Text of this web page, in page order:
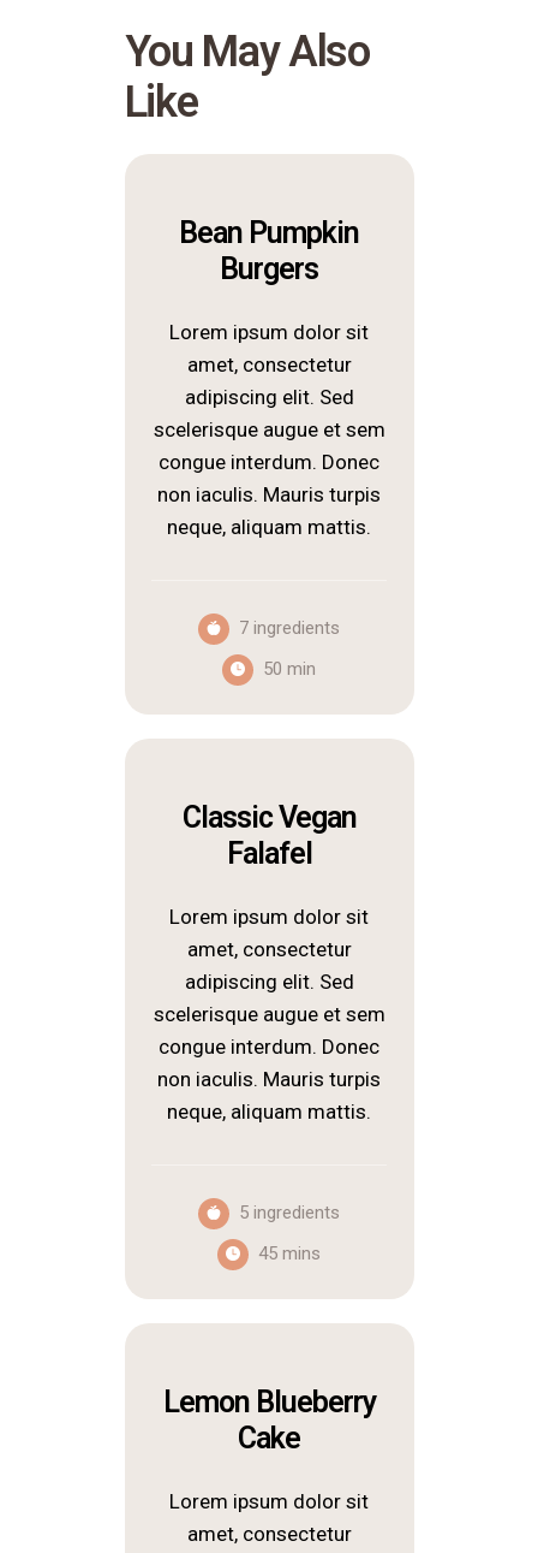
You May Also
Like
Bean Pumpkin
Burgers
Lorem ipsum dolor sit
amet, consectetur
adipiscing elit. Sed
scelerisque augue et sem
congue interdum. Donec
non iaculis. Mauris turpis
neque, aliquam mattis.
7 ingredients
50 min
Classic Vegan
Falafel
Lorem ipsum dolor sit
amet, consectetur
adipiscing elit. Sed
scelerisque augue et sem
congue interdum. Donec
non iaculis. Mauris turpis
neque, aliquam mattis.
5 ingredients
45 mins
Lemon Blueberry
Cake
Lorem ipsum dolor sit
amet, consectetur